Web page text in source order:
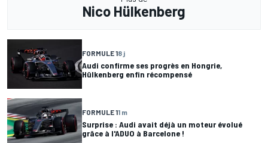
Nico Hülkenberg
FORMULE 18 j
Audi confirme ses progrès en Hongrie,
Hülkenberg enfin récompensé
FORMULE 11 m
Surprise : Audi avait déjà un moteur évolué
grâce à l'ADUO à Barcelone !